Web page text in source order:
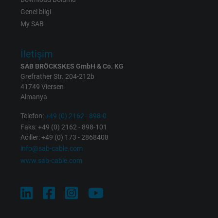
Expire
Name
Expire 1 minute
Purpose
Google cookie for website analysis.
statistical data on how the visitor uses the
Genel bilgi
My SAB
İletişim
SAB BRÖCKSKES GmbH & Co. KG
Grefrather Str. 204-212b
41749 Viersen
Almanya
Telefon:+49 (0) 2162 - 898-0
Faks: +49 (0) 2162 - 898-101
Aciller: +49 (0) 173 - 2868408
info@sab-cable.com
www.sab-cable.com